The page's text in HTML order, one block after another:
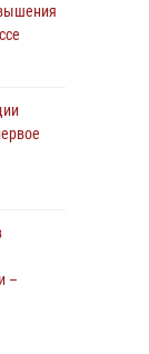
пляже
–